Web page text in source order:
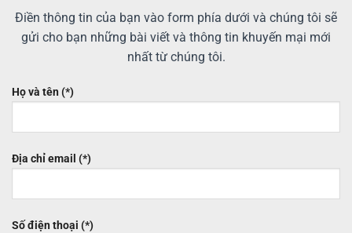
Điền thông tin của bạn vào form phía dưới và chúng tôi sẽ
gửi cho bạn những bài viết và thông tin khuyến mại mới
nhất từ chúng tôi.
Họ và tên (*)
Địa chỉ email (*)
Số điện thoại (*)